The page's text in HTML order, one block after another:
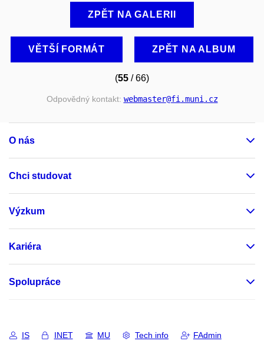
ZPĚT NA GALERII
VĚTŠÍ FORMÁT ZPĚT NA ALBUM
(55 / 66)
Odpovědný kontakt: webmaster@fi.muni.cz
O nás
Chci studovat
Výzkum
Kariéra
Spolupráce
IS INET MU Tech info FAdmin